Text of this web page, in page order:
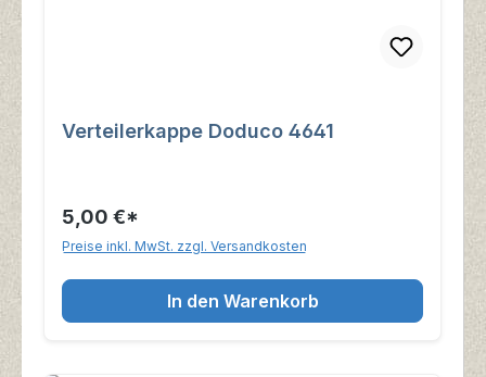
Verteilerkappe Doduco 4641
5,00 €*
Preise inkl. MwSt. zzgl. Versandkosten
In den Warenkorb